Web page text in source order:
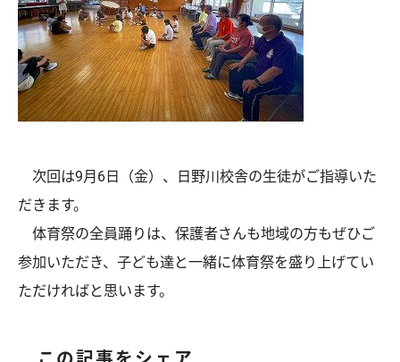
次回は9月6日（金）、日野川校舎の生徒がご指導いた
だきます。
体育祭の全員踊りは、保護者さんも地域の方もぜひご
参加いただき、子ども達と一緒に体育祭を盛り上げてい
ただければと思います。